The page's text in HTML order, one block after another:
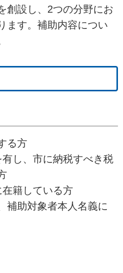
創設し、2つの分野にお
ます。補助内容につい
る方
し、市に納税すべき税
籍している方
補助対象者本人名義に